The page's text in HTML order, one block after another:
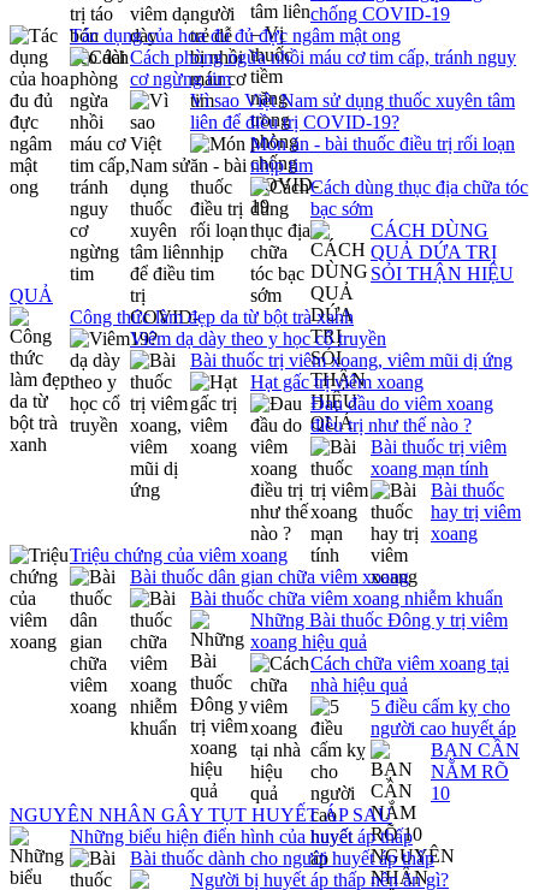
chống COVID-19
Tác dụng của hoa đu đủ đực ngâm mật ong
Cách phòng ngừa nhồi máu cơ tim cấp, tránh nguy
cơ ngừng tim
Vì sao Việt Nam sử dụng thuốc xuyên tâm
liên để điều trị COVID-19?
Món ăn - bài thuốc điều trị rối loạn
nhịp tim
Cách dùng thục địa chữa tóc
bạc sớm
CÁCH DÙNG
QUẢ DỨA TRỊ
SỎI THẬN HIỆU
QUẢ
Công thức làm đẹp da từ bột trà xanh
Viêm dạ dày theo y học cổ truyền
Bài thuốc trị viêm xoang, viêm mũi dị ứng
Hạt gấc trị viêm xoang
Đau đầu do viêm xoang
điều trị như thế nào ?
Bài thuốc trị viêm
xoang mạn tính
Bài thuốc
hay trị viêm
xoang
Triệu chứng của viêm xoang
Bài thuốc dân gian chữa viêm xoang
Bài thuốc chữa viêm xoang nhiễm khuẩn
Những Bài thuốc Đông y trị viêm
xoang hiệu quả
Cách chữa viêm xoang tại
nhà hiệu quả
5 điều cấm kỵ cho
người cao huyết áp
BẠN CẦN
NẮM RÕ
10
NGUYÊN NHÂN GÂY TỤT HUYẾT ÁP SAU
Những biểu hiện điển hình của huyết áp thấp
Bài thuốc dành cho người huyết áp thấp
Người bị huyết áp thấp nên ăn gì?